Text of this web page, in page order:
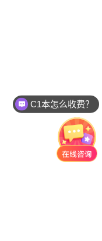
C1本怎么收费？